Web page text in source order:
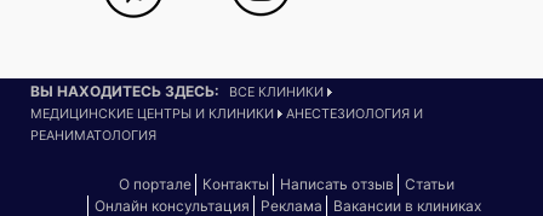
ВЫ НАХОДИТЕСЬ ЗДЕСЬ:
ВСЕ КЛИНИКИ
МЕДИЦИНСКИЕ ЦЕНТРЫ И КЛИНИКИ
АНЕСТЕЗИОЛОГИЯ И
РЕАНИМАТОЛОГИЯ
О портале Контакты Написать отзыв
Статьи
Онлайн консультация
Реклама
Вакансии в клиниках